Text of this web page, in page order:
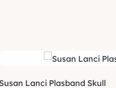
Susan Lanci Plasband Skull